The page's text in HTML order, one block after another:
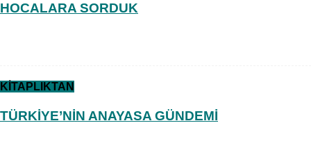
HOCALARA SORDUK
KİTAPLIKTAN
TÜRKİYE’NİN ANAYASA GÜNDEMİ